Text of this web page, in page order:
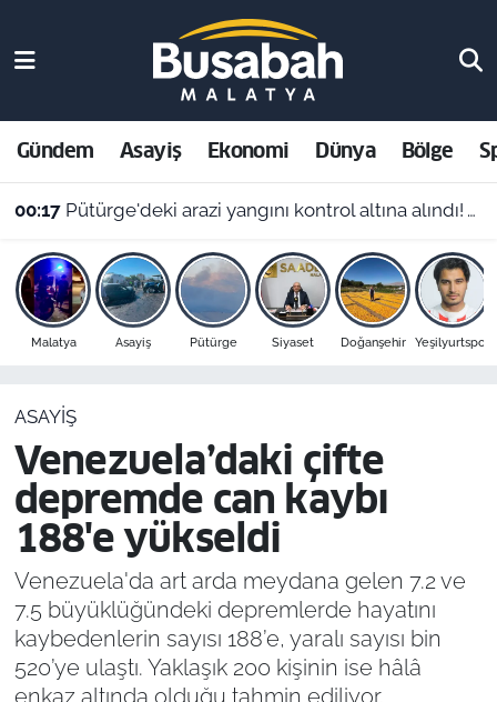
Gündem Asayiş Ekonomi Dünya Bölge
00:17 Pütürge'deki arazi yangını kontrol altına alındı! Vali Yavuz'dan çağrı
Malatya Asayiş Pütürge Siyaset Doğanşehir Yeşilyurtspor
ASAYIŞ
Venezuela’daki çifte
depremde can kaybı
188'e yükseldi
Venezuela'da art arda meydana gelen 7.2 ve
7.5 büyüklüğündeki depremlerde hayatını
kaybedenlerin sayısı 188’e, yaralı sayısı bin
520’ye ulaştı. Yaklaşık 200 kişinin ise hâlâ
Asayiş
Ekonomi
Dünya
Bölge
Resmi İlanlar
Malatya Nöbetçi Eczaneler
Malatya Hava Durumu
Malatya Namaz Vakitleri
Malatya Trafik Yoğunluk Haritası
Süper Lig Puan Durumu ve Fikstür
Son Dakika Haberleri
Haber Arşivi